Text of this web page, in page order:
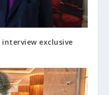
interview exclusive